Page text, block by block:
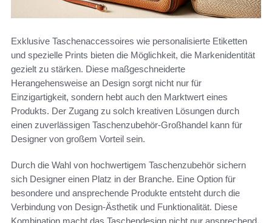
Exklusive Taschenaccessoires wie personalisierte Etiketten
und spezielle Prints bieten die Möglichkeit, die Markenidentität
gezielt zu stärken. Diese maßgeschneiderte
Herangehensweise an Design sorgt nicht nur für
Einzigartigkeit, sondern hebt auch den Marktwert eines
Produkts. Der Zugang zu solch kreativen Lösungen durch
einen zuverlässigen Taschenzubehör-Großhandel kann für
Designer von großem Vorteil sein.
Durch die Wahl von hochwertigem Taschenzubehör sichern
sich Designer einen Platz in der Branche. Eine Option für
besondere und ansprechende Produkte entsteht durch die
Verbindung von Design-Ästhetik und Funktionalität. Diese